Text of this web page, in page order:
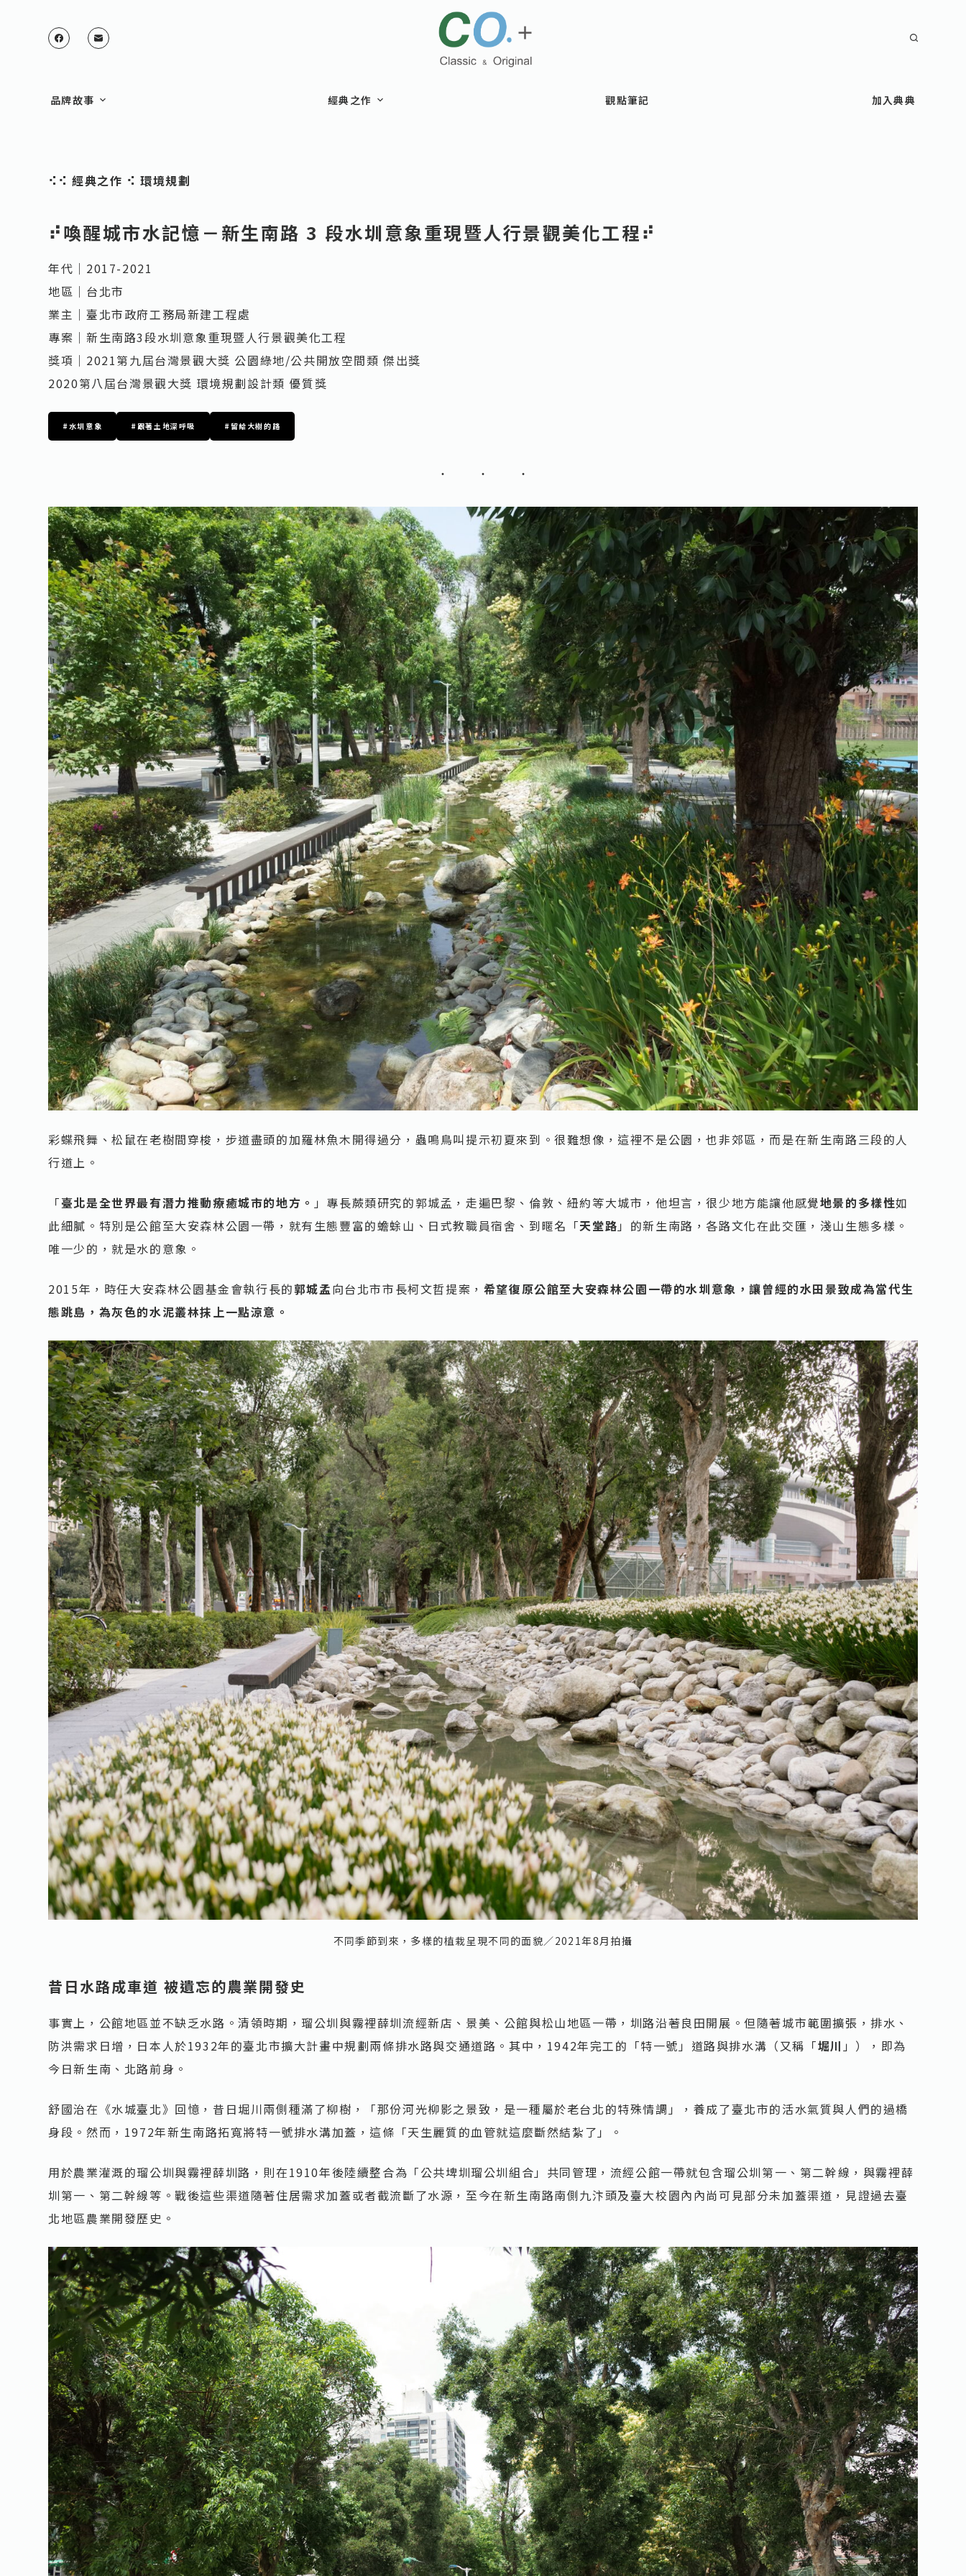
品牌故事 經典之作 觀點筆記 加入典典
⠪ ⠪ 經典之作 ⠪ 環境規劃
⠞喚醒城市水記憶－新生南路 3 段水圳意象重現暨人行景觀美化工程⠞
年代｜2017-2021
地區｜台北市
業主｜臺北市政府工務局新建工程處
專案｜新生南路3段水圳意象重現暨人行景觀美化工程
獎項｜2021第九屆台灣景觀大獎 公園綠地/公共開放空間類 傑出獎
2020第八屆台灣景觀大獎 環境規劃設計類 優質獎
#水圳意象 #跟著土地深呼吸 #留給大樹的路
彩蝶飛舞、松鼠在老樹間穿梭，步道盡頭的加羅林魚木開得過分，蟲鳴鳥叫提示初夏來到。很難想像，這裡不是公園，也非郊區，而是在新生南路三段的人
行道上。
「臺北是全世界最有潛力推動療癒城市的地方。 」專長蕨類研究的郭城孟，走遍巴黎、倫敦、紐約等大城市，他坦言，很少地方能讓他感覺地景的多樣性如
此細膩。特別是公館至大安森林公園一帶，就有生態豐富的蟾蜍山、日式教職員宿舍、到暱名「天堂路 」的新生南路，各路文化在此交匯，淺山生態多樣。
唯一少的，就是水的意象。
2015年，時任大安森林公園基金會執行長的郭城孟向台北市市長柯文哲提案， 希望復原公館至大安森林公園一帶的水圳意象，讓曾經的水田景致成為當代生
態跳島，為灰色的水泥叢林抹上一點涼意。
不同季節到來，多樣的植栽呈現不同的面貌／2021年8月拍攝
昔日水路成車道 被遺忘的農業開發史
事實上，公館地區並不缺乏水路。清領時期，瑠公圳與霧裡薛圳流經新店、景美、公館與松山地區一帶，圳路沿著良田開展。但隨著城市範圍擴張，排水、
防洪需求日增，日本人於1932年的臺北市擴大計畫中規劃兩條排水路與交通道路。其中，1942年完工的「特一號」道路與排水溝（又稱「堀川 」），即為
今日新生南、北路前身。
舒國治在《水城臺北》回憶，昔日堀川兩側種滿了柳樹，「那份河光柳影之景致，是一種屬於老台北的特殊情調」，養成了臺北市的活水氣質與人們的過橋
身段。然而，1972年新生南路拓寬將特一號排水溝加蓋，這條「天生麗質的血管就這麼斷然結紮了」。
用於農業灌溉的瑠公圳與霧裡薛圳路，則在1910年後陸續整合為「公共埤圳瑠公圳組合」共同管理，流經公館一帶就包含瑠公圳第一、第二幹線，與霧裡薛
圳第一、第二幹線等。戰後這些渠道隨著住居需求加蓋或者截流斷了水源，至今在新生南路南側九汴頭及臺大校園內內尚可見部分未加蓋渠道，見證過去臺
北地區農業開發歷史。